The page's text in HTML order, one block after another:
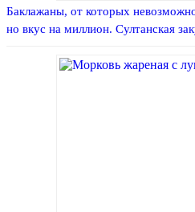
Баклажаны, от которых
но вкус на миллион. Султанская